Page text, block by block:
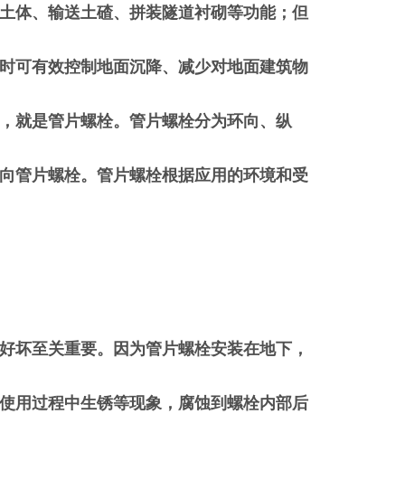
体、输送土碴、拼装隧道衬砌等功能；但
可有效控制地面沉降、减少对地面建筑物
就是管片螺栓。管片螺栓分为环向、纵
管片螺栓。管片螺栓根据应用的环境和受
坏至关重要。因为管片螺栓安装在地下，
用过程中生锈等现象，腐蚀到螺栓内部后